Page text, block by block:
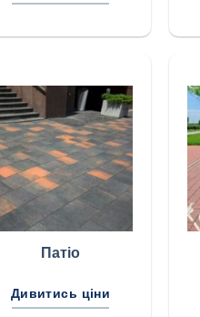
Патіо
Дивитись ціни